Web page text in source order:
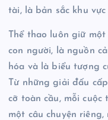
tài, là bản sắc khu vực
Thể thao luôn giữ
con người, là nguồn
hóa và là biểu tượng
Từ những giải đấu
cỡ toàn cầu, mỗi
một câu chuyện